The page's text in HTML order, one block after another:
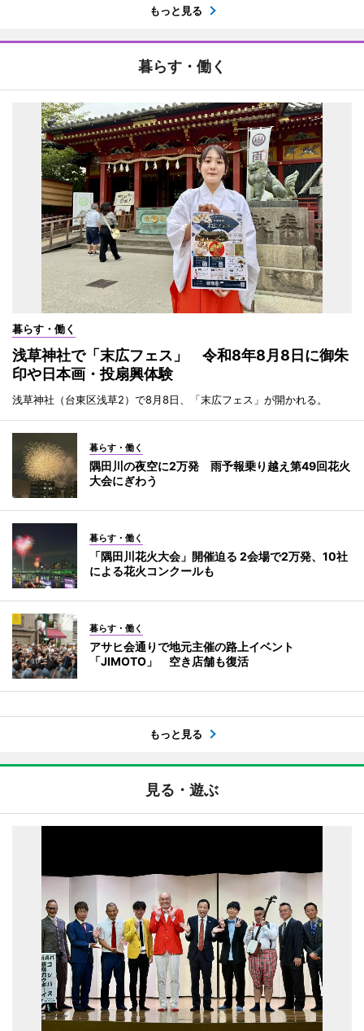
もっと見る
暮らす・働く
暮らす・働く
浅草神社で「末広フェス」 令和8年8月8日に御朱
印や日本画・投扇興体験
浅草神社（台東区浅草2）で8月8日、「末広フェス」が開かれる。
暮らす・働く
隅田川の夜空に2万発 雨予報乗り越え第49回花火
大会にぎわう
暮らす・働く
「隅田川花火大会」開催迫る 2会場で2万発、10社
による花火コンクールも
暮らす・働く
アサヒ会通りで地元主催の路上イベント
「JIMOTO」 空き店舗も復活
もっと見る
見る・遊ぶ